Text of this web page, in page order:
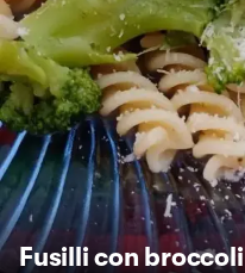
Fusilli con broccoli